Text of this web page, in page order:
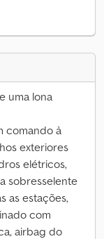
uma lona
comando à
exteriores
elétricos,
sobresselente
as estações,
com
airbag do